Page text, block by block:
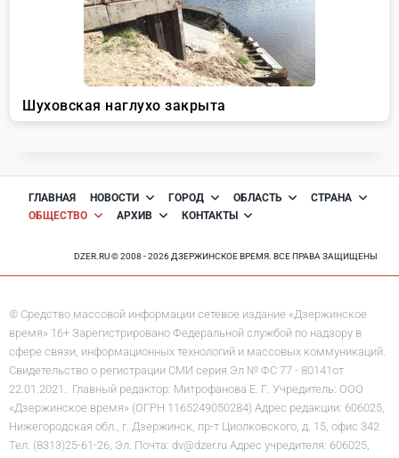
ГЛАВНАЯ НОВОСТИ ГОРОД ОБЛАСТЬ
СТРАНА
ОБЩЕСТВО
АРХИВ КОНТАКТЫ
DZER.RU © 2008 - 2026 ДЗЕРЖИНСКОЕ ВРЕМЯ. ВСЕ ПРАВА ЗАЩИЩЕНЫ
© Средство массовой информации сетевое издание «Дзержинское
время» 16+ Зарегистрировано Федеральной службой по надзору в
сфере связи, информационных технологий и массовых коммуникаций.
Свидетельство о регистрации СМИ серия Эл № ФС 77 - 80141от
22.01.2021. Главный редактор: Митрофанова Е. Г. Учредитель: ООО
«Дзержинское время» (ОГРН 1165249050284) Адрес редакции: 606025,
Нижегородская обл., г. Дзержинск, пр-т Циолковского, д. 15, офис 342
Тел. (8313)25-61-26, Эл. Почта: dv@dzer.ru Адрес учредителя: 606025,